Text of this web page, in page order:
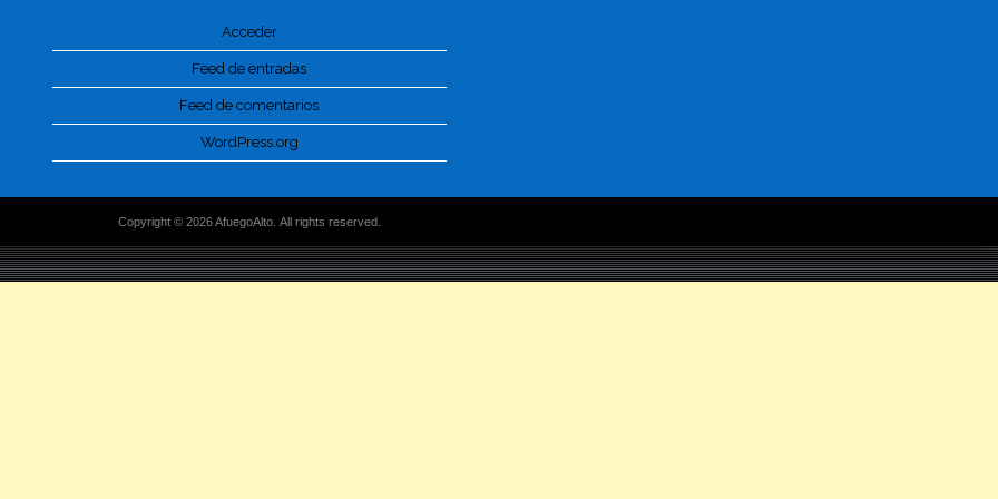
Acceder
Feed de entradas
Feed de comentarios
WordPress.org
Copyright © 2026 AfuegoAlto. All rights reserved.